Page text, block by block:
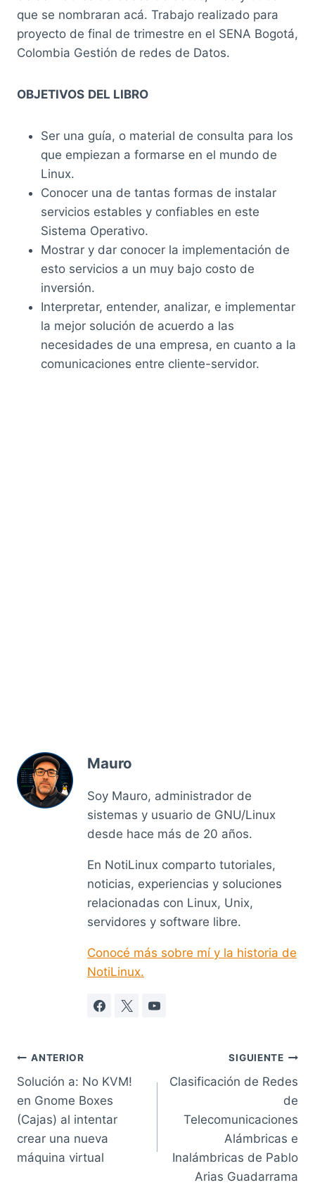
que se nombraran acá. Trabajo realizado para
proyecto de final de trimestre en el SENA Bogotá,
Colombia Gestión de redes de Datos.
OBJETIVOS DEL LIBRO
Ser una guía, o material de consulta para los
que empiezan a formarse en el mundo de
Linux.
Conocer una de tantas formas de instalar
servicios estables y confiables en este
Sistema Operativo.
Mostrar y dar conocer la implementación de
esto servicios a un muy bajo costo de
inversión.
Interpretar, entender, analizar, e implementar
la mejor solución de acuerdo a las
necesidades de una empresa, en cuanto a la
comunicaciones entre cliente-servidor.
Mauro
Soy Mauro, administrador de
sistemas y usuario de GNU/Linux
desde hace más de 20 años.
En NotiLinux comparto tutoriales,
noticias, experiencias y soluciones
relacionadas con Linux, Unix,
servidores y software libre.
Conocé más sobre mí y la historia de
NotiLinux.
Navegación
de
entradas
ANTERIOR
Solución a: No KVM!
en Gnome Boxes
(Cajas) al intentar
crear una nueva
máquina virtual
SIGUIENTE
Clasificación de Redes
de
Telecomunicaciones
Alámbricas e
Inalámbricas de Pablo
Arias Guadarrama